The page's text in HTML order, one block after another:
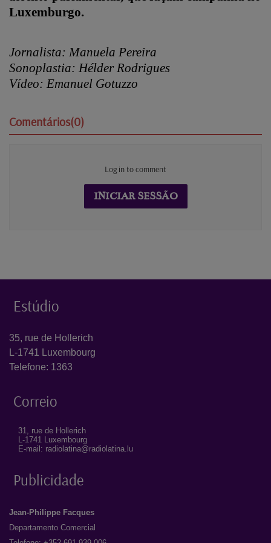
Luxemburgo.
Jornalista: Manuela Pereira
Sonoplastia: Hélder Rodrigues
Vídeo: Emanuel Gotuzzo
Comentários(0)
Log in to comment
INICIAR SESSÃO
Estúdio
35, rue de Hollerich
L-1741 Luxembourg
Telefone: 1363
Correio
31, rue de Hollerich
L-1741 Luxembourg
E-mail: radiolatina@radiolatina.lu
Publicidade
Jean-Philippe Facques
Departamento Comercial